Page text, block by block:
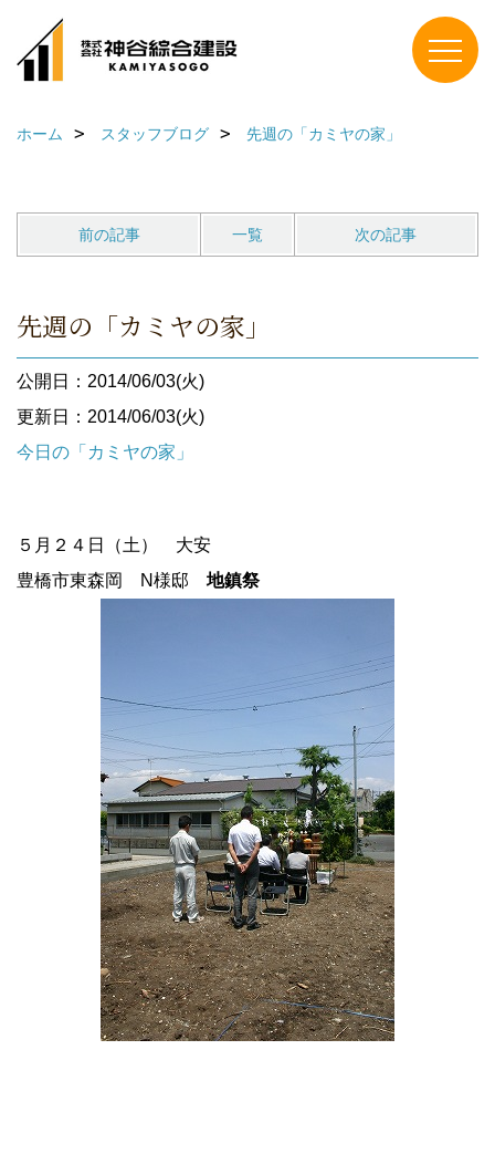
ホーム スタッフブログ 先週の「カミヤの家」
前の記事 一覧 次の記事
先週の「カミヤの家」
公開日：2014/06/03(火)
更新日：2014/06/03(火)
今日の「カミヤの家」
５月２４日（土） 大安
豊橋市東森岡 N様邸 地鎮祭